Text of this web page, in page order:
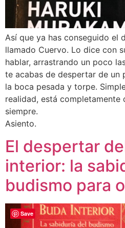
Así que ya has conseguido el
llamado Cuervo. Lo dice con
hablar, arrastrando un poco
te acabas de despertar de un
la boca pesada y torpe.
realidad, está completamente
siempre.
Asiento.
El despertar
interior: la
budismo para
Save